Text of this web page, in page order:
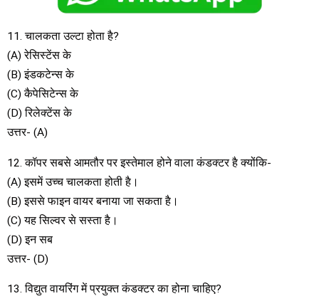
11. चालकता उल्टा होता है?
(A) रेसिस्टेंस के
(B) इंडकटेन्स के
(C) कैपेसिटेन्स के
(D) रिलेक्टेंस के
उत्तर- (A)
12. कॉपर सबसे आमतौर पर इस्तेमाल होने वाला कंडक्टर है क्योंकि-
(A) इसमें उच्च चालकता होती है।
(B) इससे फाइन वायर बनाया जा सकता है।
(C) यह सिल्वर से सस्ता है।
(D) इन सब
उत्तर- (D)
13. विद्युत वायरिंग में प्रयुक्त कंडक्टर का होना चाहिए?